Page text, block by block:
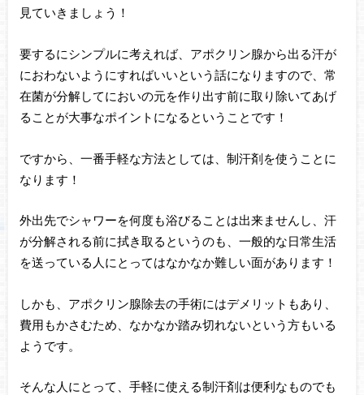
見ていきましょう！
要するにシンプルに考えれば、アポクリン腺から出る汗が
におわないようにすればいいという話になりますので、常
在菌が分解してにおいの元を作り出す前に取り除いてあげ
ることが大事なポイントになるということです！
ですから、一番手軽な方法としては、制汗剤を使うことに
なります！
外出先でシャワーを何度も浴びることは出来ませんし、汗
が分解される前に拭き取るというのも、一般的な日常生活
を送っている人にとってはなかなか難しい面があります！
しかも、アポクリン腺除去の手術にはデメリットもあり、
費用もかさむため、なかなか踏み切れないという方もいる
ようです。
そんな人にとって、手軽に使える制汗剤は便利なものでも